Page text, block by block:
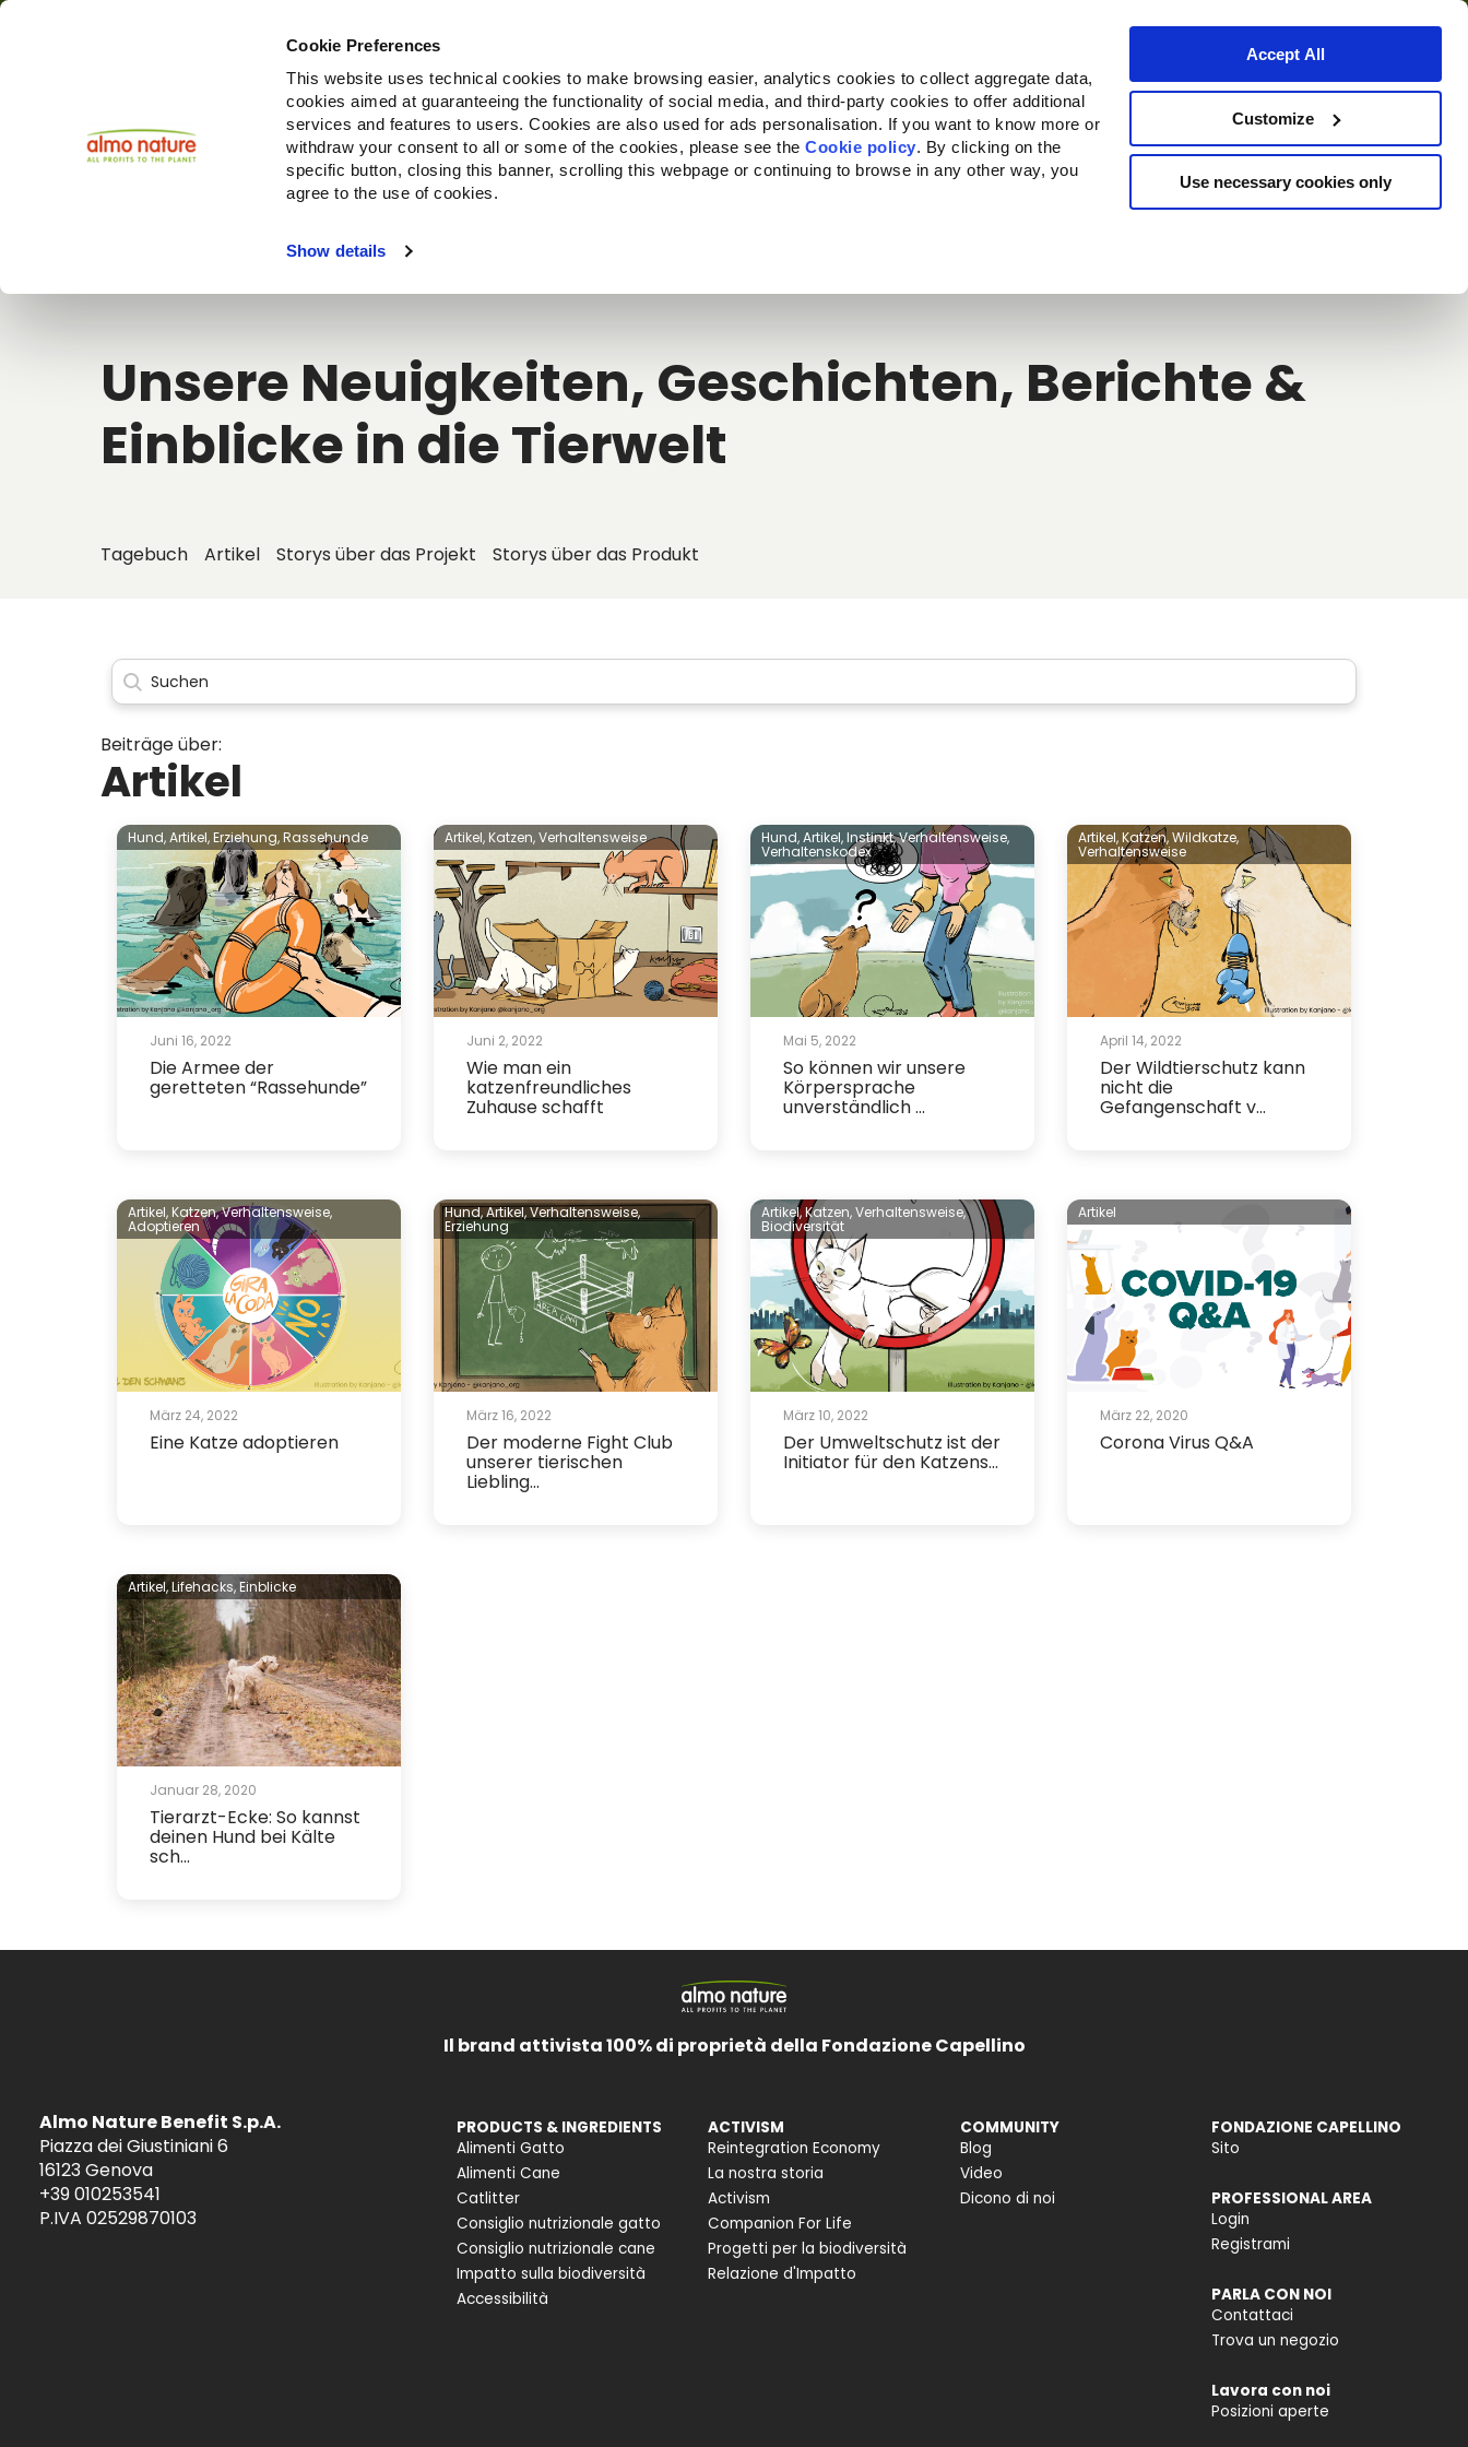
Cookie Preferences
This website uses technical cookies to make browsing easier, analytics cookies to collect aggregate data,
cookies aimed at guaranteeing the functionality of social media, and third-party cookies to offer additional
services and features to users. Cookies are also used for ads personalisation. If you want to know more or
withdraw your consent to all or some of the cookies, please see theCookie policy. By clicking on the
specific button, closing this banner, scrolling this webpage or continuing to browse in any other way, you
agree to the use of cookies.
Show details
Accept All
Customize
Use necessary cookies only
Produkte Companion for Life Ausschreibung Über uns Bezugsquellen
Choose another country or region to see content specific to your location.
Unsere Neuigkeiten, Geschichten, Berichte &
Einblicke in die Tierwelt
Tagebuch Artikel Storys über das Projekt Storys über das Produkt
Beiträge über:
Artikel
Hund,Artikel,Erziehung,Rassehunde
Juni 16, 2022
Die Armee der
geretteten “Rassehunde”
Artikel, Katzen,Verhaltensweise
Juni 2, 2022
Wie man ein
katzenfreundliches
Zuhause schafft
Hund,Artikel,Instinkt,Verhaltensweise,
Verhaltenskodex
Mai 5, 2022
So können wir unsere
Körpersprache
unverständlich ...
Artikel,Katzen,Wildkatze,
Verhaltensweise
April 14, 2022
Der Wildtierschutz kann
nicht die
Gefangenschaft v...
Artikel, Katzen,Verhaltensweise,
Adoptieren
März 24, 2022
Eine Katze adoptieren
Hund,Artikel,Verhaltensweise,
Erziehung
März 16, 2022
Der moderne Fight Club
unserer tierischen
Liebling...
Artikel,Katzen,Verhaltensweise,
Biodiversität
März 10, 2022
Der Umweltschutz ist der
Initiator für den Katzens...
Artikel
März 22, 2020
Corona Virus Q&A
Artikel,Lifehacks,Einblicke
Januar 28, 2020
Tierarzt-Ecke: So kannst
deinen Hund bei Kälte
sch...
Il brand attivista 100% di proprietà della Fondazione Capellino
Almo Nature Benefit S.p.A.
Piazza dei Giustiniani 6
16123 Genova
+39 010253541
P.IVA 02529870103
PRODUCTS & INGREDIENTS
Alimenti Gatto
Alimenti Cane
Catlitter
Consiglio nutrizionale gatto
Consiglio nutrizionale cane
Impatto sulla biodiversità
Accessibilità
ACTIVISM
Reintegration Economy
La nostra storia
Activism
Companion For Life
Progetti per la biodiversità
Relazione d'Impatto
COMMUNITY
Blog
Video
Dicono di noi
FONDAZIONE CAPELLINO
Sito
PROFESSIONAL AREA
Login
Registrami
PARLA CON NOI
Contattaci
Trova un negozio
Lavora con noi
Posizioni aperte